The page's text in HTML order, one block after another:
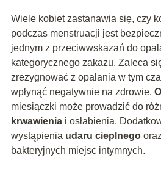
Wiele kobiet zastanawia się, czy
podczas menstruacji jest
jednym z przeciwwskazań do
kategorycznego zakazu. Zaleca
zrezygnować z opalania w tym
wpłynąć negatywnie na zdrowie.
miesiączki może prowadzić do
krwawieniai osłabienia.
wystąpienia udaru cieplnego
bakteryjnych miejsc intymnych.